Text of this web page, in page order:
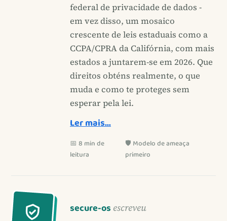
federal de privacidade de dados -
em vez disso, um mosaico
crescente de leis estaduais como a
CCPA/CPRA da Califórnia, com mais
estados a juntarem-se em 2026. Que
direitos obténs realmente, o que
muda e como te proteges sem
esperar pela lei.
Ler mais…
📅 8 min de
leitura
🛡️ Modelo de ameaça
primeiro
secure-os escreveu